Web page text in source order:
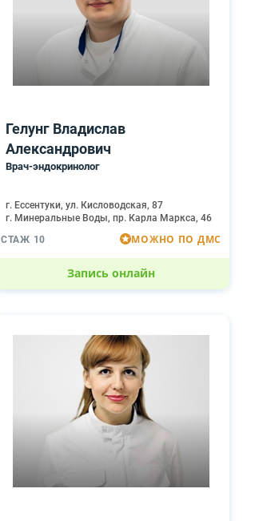
Гелунг Владислав
Александрович
Врач-эндокринолог
г. Ессентуки, ул. Кисловодская, 87
г. Минеральные Воды, пр. Карла Маркса, 46
СТАЖ 10
МОЖНО ПО ДМС
Запись онлайн